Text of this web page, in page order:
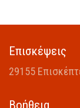
Επισκέψεις
29155